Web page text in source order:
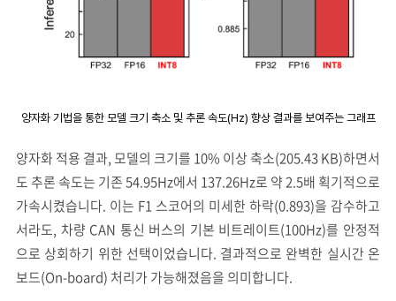
양자화 기법을 통한 모델 크기 축소 및 추론 속도(Hz) 향상 결과를 보여주는 그래프
양자화 적용 결과, 모델의 크기를 10% 이상 축소(205.43 KB)하면서
도 추론 속도는 기존 54.95Hz에서 137.26Hz로 약 2.5배 획기적으로
가속시켰습니다. 이는 F1 스코어의 미세한 하락(0.893)을 감수하고
서라도, 차량 CAN 통신 버스의 기본 비트레이트(100Hz)를 안정적
으로 상회하기 위한 선택이었습니다. 결과적으로 완벽한 실시간 온
보드(On-board) 처리가 가능해졌음을 의미합니다.